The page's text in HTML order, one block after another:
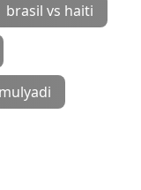
brasil vs haiti